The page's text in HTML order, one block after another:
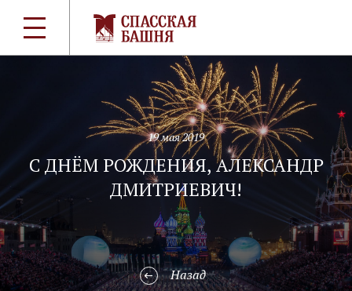
19 мая 2019
С ДНЁМ РОЖДЕНИЯ, АЛЕКСАНДР
ДМИТРИЕВИЧ!
Назад